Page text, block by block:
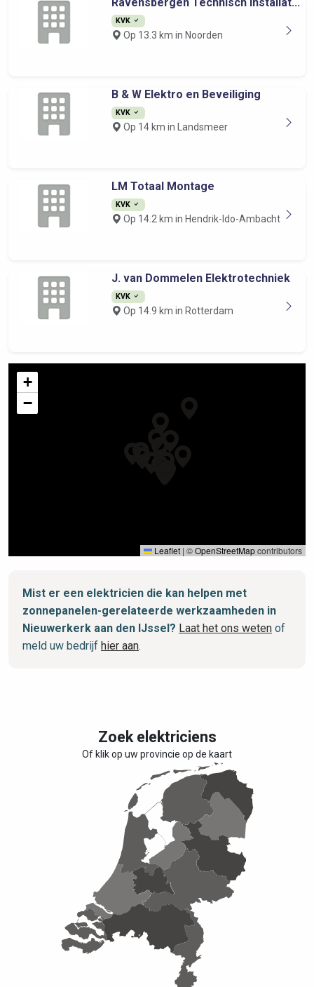
KVK
Op 13.3 km in Noorden
B & W Elektro en Beveiliging
KVK
Op 14 km in Landsmeer
LM Totaal Montage
KVK
Op 14.2 km in Hendrik-Ido-Ambacht
J. van Dommelen Elektrotechniek
KVK
Op 14.9 km in Rotterdam
+
−
Leaflet | ©OpenStreetMapcontributors
Mist er een elektricien die kan helpen met
zonnepanelen-gerelateerde werkzaamheden in
Nieuwerkerk aan den IJssel? Laat het ons weten of
meld uw bedrijf hier aan.
Zoek elektriciens
Of klik op uw provincie op de kaart